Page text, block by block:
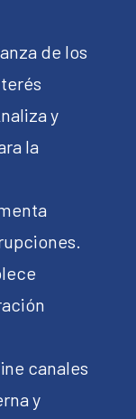
de los
y
la
canales
y